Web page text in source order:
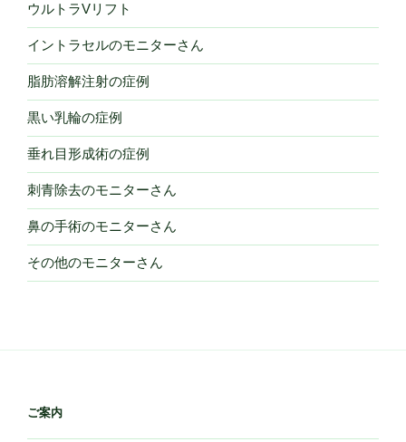
ウルトラVリフト
イントラセルのモニターさん
脂肪溶解注射の症例
黒い乳輪の症例
垂れ目形成術の症例
刺青除去のモニターさん
鼻の手術のモニターさん
その他のモニターさん
ご案内